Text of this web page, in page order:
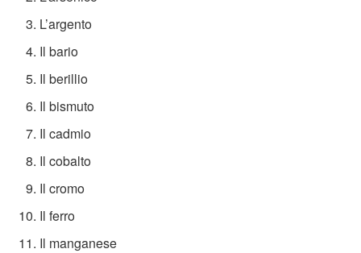
L’argento
Il bario
Il berillio
Il bismuto
Il cadmio
Il cobalto
Il cromo
Il ferro
Il manganese